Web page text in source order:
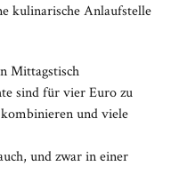
kulinarische Anlaufstelle
Mittagstisch
sind für vier Euro zu
und viele
und zwar in einer